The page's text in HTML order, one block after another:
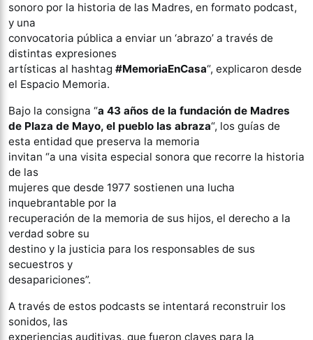
sonoro por la historia de las Madres, en formato podcast,
y una
convocatoria pública a enviar un ‘abrazo’ a través de
distintas expresiones
artísticas al hashtag #MemoriaEnCasa“, explicaron desde
el Espacio Memoria.
Bajo la consigna “a 43 años de la fundación de Madres
de Plaza de Mayo, el pueblo las abraza“, los guías de
esta entidad que preserva la memoria
invitan “a una visita especial sonora que recorre la historia
de las
mujeres que desde 1977 sostienen una lucha
inquebrantable por la
recuperación de la memoria de sus hijos, el derecho a la
verdad sobre su
destino y la justicia para los responsables de sus
secuestros y
desapariciones”.
A través de estos podcasts se intentará reconstruir los
sonidos, las
experiencias auditivas, que fueron claves para la